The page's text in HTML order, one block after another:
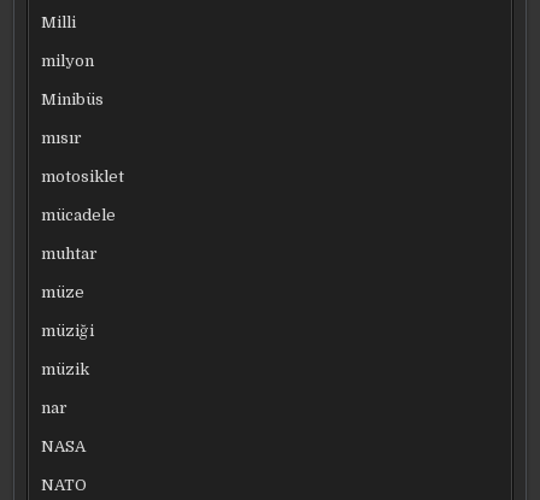
Milli
milyon
Minibüs
mısır
motosiklet
mücadele
muhtar
müze
müziği
müzik
nar
NASA
NATO